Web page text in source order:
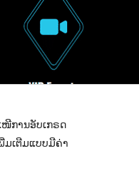
ການອັບເກຣດ
ມເຕີມແບບມີຄ່າ